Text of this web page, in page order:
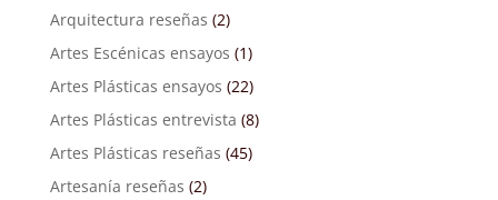
Arquitectura reseñas (2)
Artes Escénicas ensayos (1)
Artes Plásticas ensayos (22)
Artes Plásticas entrevista (8)
Artes Plásticas reseñas (45)
Artesanía reseñas (2)